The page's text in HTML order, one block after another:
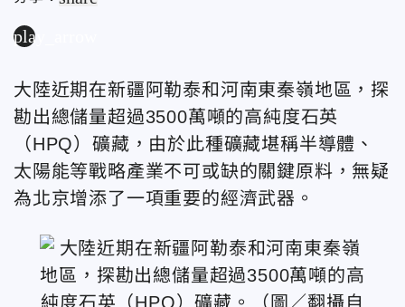
play_arrow
大陸近期在新疆阿勒泰和河南東秦嶺地區，探
勘出總儲量超過3500萬噸的高純度石英
（HPQ）礦藏，由於此種礦藏堪稱半導體、
太陽能等戰略產業不可或缺的關鍵原料， 無疑
為北京增添了一項重要的經濟武器。